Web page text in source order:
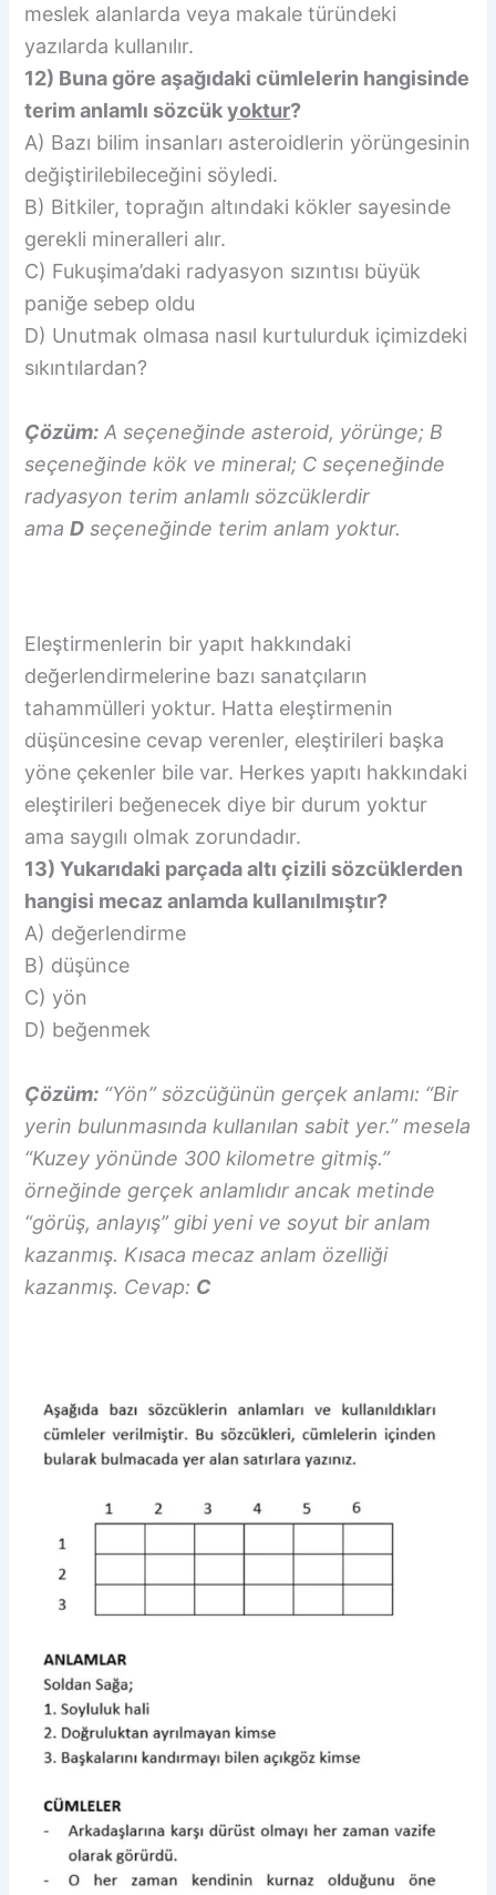
meslek alanlarda veya makale türündeki
yazılarda kullanılır.
12) Buna göre aşağıdaki cümlelerin hangisinde
terim anlamlı sözcükyoktur?
A) Bazı bilim insanları asteroidlerin yörüngesinin
değiştirilebileceğini söyledi.
B) Bitkiler, toprağın altındaki kökler sayesinde
gerekli mineralleri alır.
C) Fukuşima’daki radyasyon sızıntısı büyük
paniğe sebep oldu
D) Unutmak olmasa nasıl kurtulurduk içimizdeki
sıkıntılardan?
Çözüm: A seçeneğinde asteroid, yörünge; B
seçeneğinde kök ve mineral; C seçeneğinde
radyasyon terim anlamlı sözcüklerdir
amaD seçeneğinde terim anlam yoktur.
Eleştirmenlerin bir yapıt hakkındaki
değerlendirmelerine bazı sanatçıların
tahammülleri yoktur. Hatta eleştirmenin
düşüncesine cevap verenler, eleştirileri başka
yöne çekenler bile var. Herkes yapıtı hakkındaki
eleştirileri beğenecek diye bir durum yoktur
ama saygılı olmak zorundadır.
13) Yukarıdaki parçada altı çizili sözcüklerden
hangisi mecaz anlamda kullanılmıştır?
A) değerlendirme
B) düşünce
C) yön
D) beğenmek
Çözüm: “Yön” sözcüğünün gerçek anlamı: “Bir
yerin bulunmasında kullanılan sabit yer.” mesela
“Kuzey yönünde 300 kilometre gitmiş.”
örneğinde gerçek anlamlıdır ancak metinde
“görüş, anlayış” gibi yeni ve soyut bir anlam
kazanmış. Kısaca mecaz anlam özelliği
kazanmış. Cevap: C